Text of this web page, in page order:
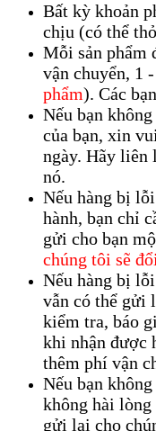
Bất kỳ khoản
chịu (có thể
Mỗi sản phẩm
vận chuyển, 1
phẩm). Các
Nếu bạn
của bạn, xin
ngày. Hãy
nó.
Nếu hàng bị
hành, bạn chỉ
gửi cho bạn
chúng tôi sẽ
Nếu hàng bị
vẫn có thể gửi
kiểm tra, báo
khi nhận được
thêm phí vận
Nếu bạn
không hài
gửi lại cho